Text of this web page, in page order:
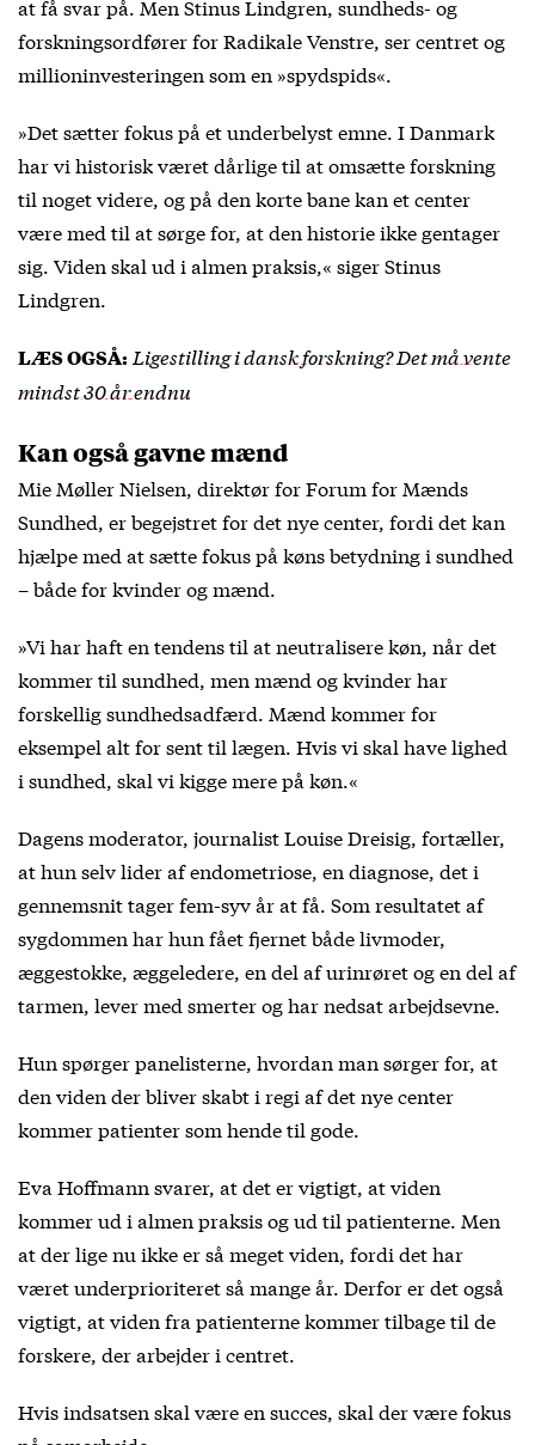
at få svar på. Men Stinus Lindgren, sundheds- og
forskningsordfører for Radikale Venstre, ser centret og
millioninvesteringen som en »spydspids«.
»Det sætter fokus på et underbelyst emne. I Danmark
har vi historisk været dårlige til at omsætte forskning
til noget videre, og på den korte bane kan et center
være med til at sørge for, at den historie ikke gentager
sig. Viden skal ud i almen praksis,« siger Stinus
Lindgren.
LÆS OGSÅ: Ligestilling i dansk forskning? Det må vente
mindst 30 år endnu
Kan også gavne mænd
Mie Møller Nielsen, direktør for Forum for Mænds
Sundhed, er begejstret for det nye center, fordi det kan
hjælpe med at sætte fokus på køns betydning i sundhed
– både for kvinder og mænd.
»Vi har haft en tendens til at neutralisere køn, når det
kommer til sundhed, men mænd og kvinder har
forskellig sundhedsadfærd. Mænd kommer for
eksempel alt for sent til lægen. Hvis vi skal have lighed
i sundhed, skal vi kigge mere på køn.«
Dagens moderator, journalist Louise Dreisig, fortæller,
at hun selv lider af endometriose, en diagnose, det i
gennemsnit tager fem-syv år at få. Som resultatet af
sygdommen har hun fået fjernet både livmoder,
æggestokke, æggeledere, en del af urinrøret og en del af
tarmen, lever med smerter og har nedsat arbejdsevne.
Hun spørger panelisterne, hvordan man sørger for, at
den viden der bliver skabt i regi af det nye center
kommer patienter som hende til gode.
Eva Hoffmann svarer, at det er vigtigt, at viden
kommer ud i almen praksis og ud til patienterne. Men
at der lige nu ikke er så meget viden, fordi det har
været underprioriteret så mange år. Derfor er det også
vigtigt, at viden fra patienterne kommer tilbage til de
forskere, der arbejder i centret.
Hvis indsatsen skal være en succes, skal der være fokus